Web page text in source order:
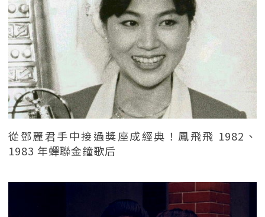
從鄧麗君手中接過獎座成經典！鳳飛飛 1982、
1983 年蟬聯金鐘歌后